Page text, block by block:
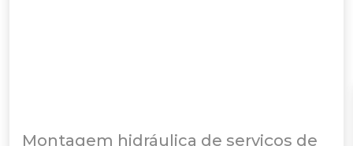
Montagem hidráulica de serviços de